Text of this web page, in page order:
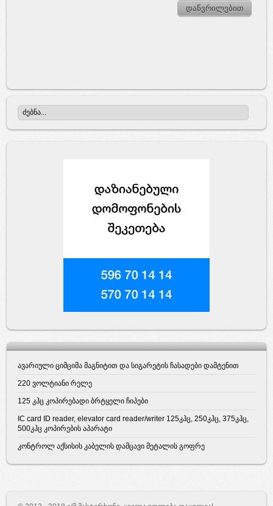
დაწვრილებით
ავარიული ციმციმა მაგნიტით და სიგარეტის ჩასადები დამტენით
220 ვოლტიანი რელე
125 კჰც კოპირებადი ბრტყელი ჩიპები
IC card ID reader, elevator card reader/writer 125კჰც, 250კჰც, 375კჰც,
500კჰც კოპირების აპარატი
კონტროლ აქსისის კაბელის დამცავი მეტალის გოფრე